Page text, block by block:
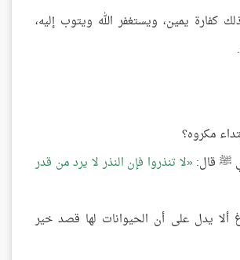
كفارة يمين، ويستغفر الله ويتوب إليه،
مكروه؟
ﷺ قال: لا تنذروا فإن النذر لا يرد من قدر
يدل على أن الحيوانات لها قصد خير